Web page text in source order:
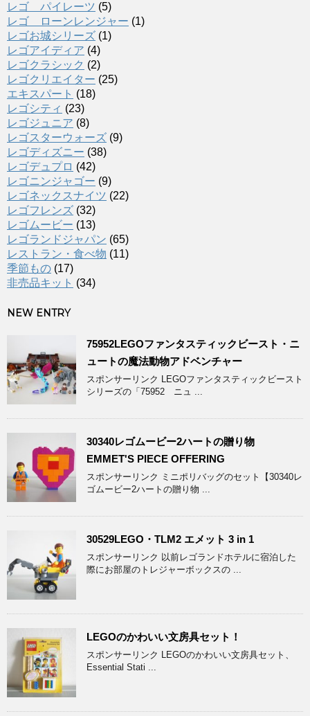
レゴ パイレーツ (5)
レゴ ローンレンジャー (1)
レゴお城シリーズ (1)
レゴアイディア (4)
レゴクラシック (2)
レゴクリエイター (25)
エキスパート (18)
レゴシティ (23)
レゴジュニア (8)
レゴスターウォーズ (9)
レゴディズニー (38)
レゴデュプロ (42)
レゴニンジャゴー (9)
レゴネックスナイツ (22)
レゴフレンズ (32)
レゴムービー (13)
レゴランドジャパン (65)
レストラン・食べ物 (11)
季節もの (17)
非売品キット (34)
NEW ENTRY
75952LEGOファンタスティックビースト・ニ
ュートの魔法動物アドベンチャー
スポンサーリンク LEGOファンタスティックビースト
シリーズの「75952 ニュ ...
30340レゴムービー2ハートの贈り物
EMMET'S PIECE OFFERING
スポンサーリンク ミニポリバッグのセット【30340レ
ゴムービー2ハートの贈り物 ...
30529LEGO・TLM2 エメット 3 in 1
スポンサーリンク 以前レゴランドホテルに宿泊した
際にお部屋のトレジャーボックスの ...
LEGOのかわいい文房具セット！
スポンサーリンク LEGOのかわいい文房具セット、
Essential Stati ...